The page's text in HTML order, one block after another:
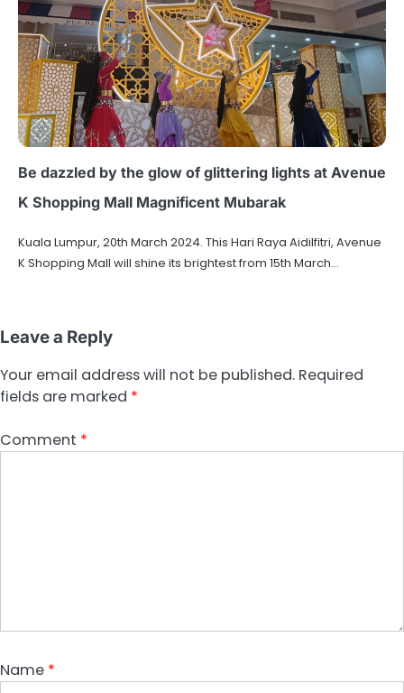
Be dazzled by the glow of glittering lights at Avenue
K Shopping Mall Magnificent Mubarak
Kuala Lumpur, 20th March 2024. This Hari Raya Aidilfitri, Avenue
K Shopping Mall will shine its brightest from 15th March…
Leave a Reply
Your email address will not be published. Required
fields are marked *
Comment *
Name *